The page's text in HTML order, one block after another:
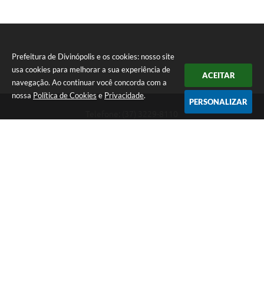
Prefeitura de Divinópolis e os cookies: nosso site
usa cookies para melhorar a sua experiência de
navegação. Ao continuar você concorda com a
nossa Política de Cookies e Privacidade.
ACEITAR
PERSONALIZAR